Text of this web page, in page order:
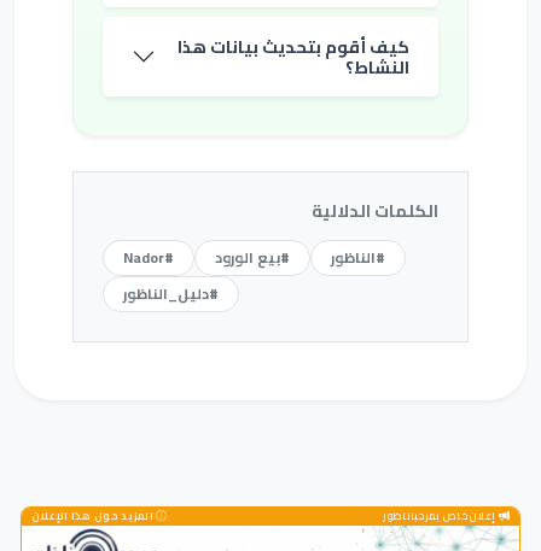
كيف أقوم بتحديث بيانات هذا
النشاط؟
الكلمات الدلالية
#الناظور #بيع الورود
#Nador
#دليل_الناظور
إعلان خاص بمرحباناظور المزيد حول هذا الإعلان